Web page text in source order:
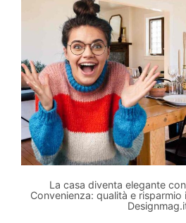
La casa diventa elegante
Convenienza: qualità e